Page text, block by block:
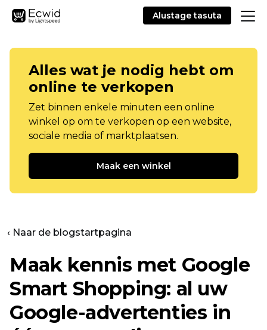
Alustage tasuta
Alles wat je nodig hebt om
online te verkopen
Zet binnen enkele minuten een online
winkel op om te verkopen op een website,
sociale media of marktplaatsen.
Maak een winkel
‹ Naar de blogstartpagina
Maak kennis met Google
Smart Shopping: al uw
Google-advertenties in